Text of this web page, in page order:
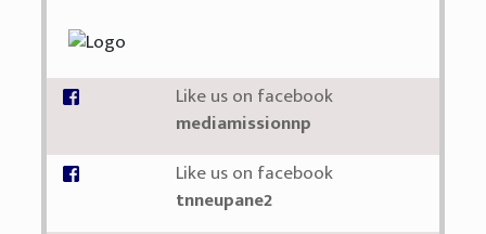
Like us on facebook
mediamissionnp
Like us on facebook
tnneupane2